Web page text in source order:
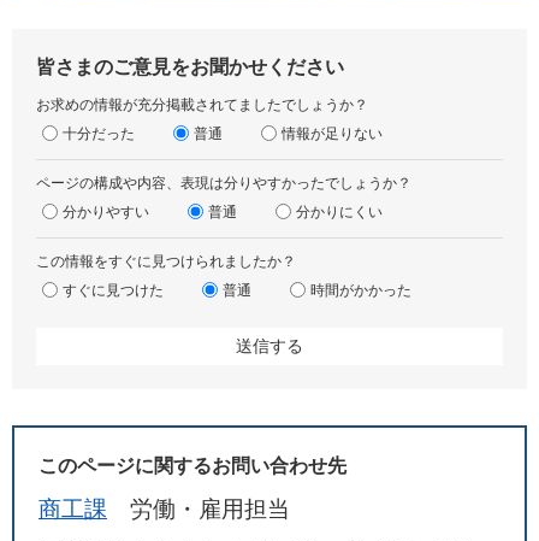
皆さまのご意見をお聞かせください
お求めの情報が充分掲載されてましたでしょうか？
十分だった
普通 情報が足りない
ページの構成や内容、表現は分りやすかったでしょうか？
分かりやすい
普通 分かりにくい
この情報をすぐに見つけられましたか？
すぐに見つけた
普通 時間がかかった
このページに関するお問い合わせ先
商工課
労働・雇用担当